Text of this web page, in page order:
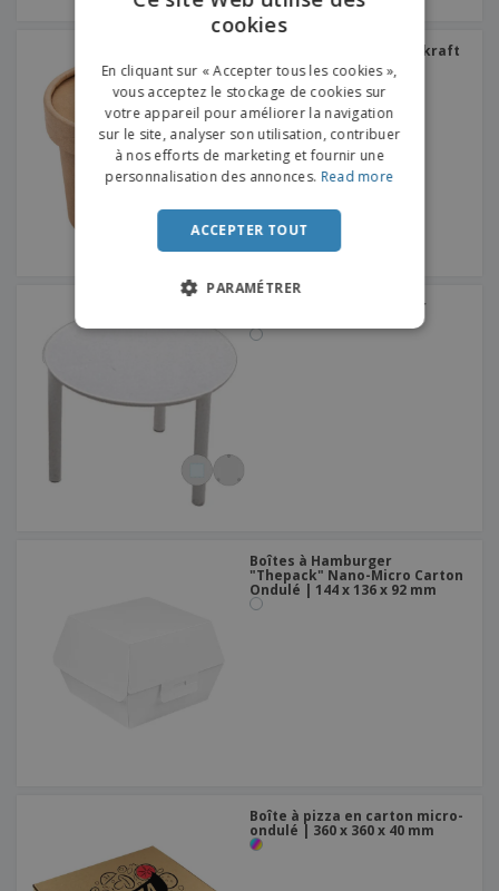
Conteneurs à couvercle kraft
| 240 ml
Tables en plastique pour
Boîtes à Hamburger
"Thepack" Nano-Micro Carton
Ondulé | 144 x 136 x 92 mm
Boîte à pizza en carton micro-
ondulé | 360 x 360 x 40 mm
DUTCH
PORTUGUESE
SPANISH
ITALIAN
cookies
En cliquant sur « Accepter tous les cookies »,
vous acceptez le stockage de cookies sur
votre appareil pour améliorer la navigation
sur le site, analyser son utilisation, contribuer
à nos efforts de marketing et fournir une
personnalisation des annonces. Read more
ACCEPTER TOUT
PARAMÉTRER